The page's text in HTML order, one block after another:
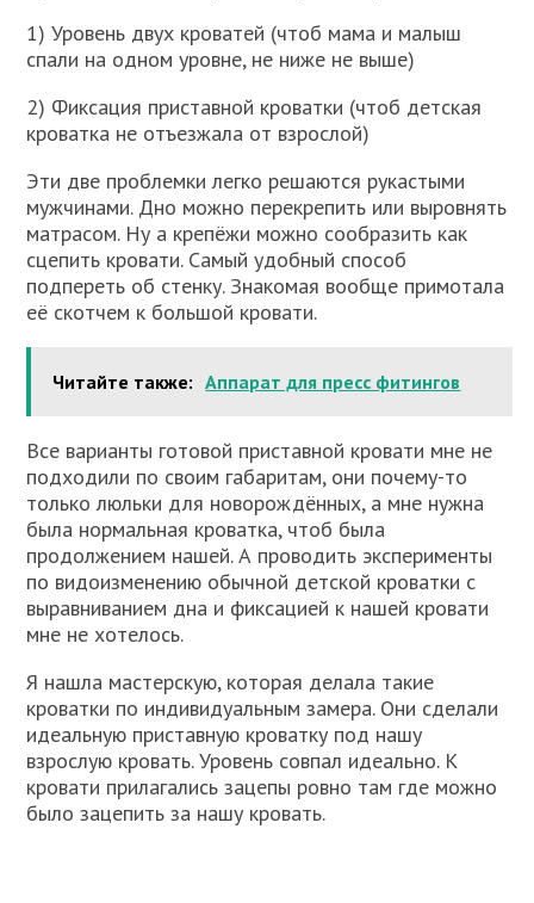
1) Уровень двух кроватей (чтоб мама и малыш
спали на одном уровне, не ниже не выше)
2) Фиксация приставной кроватки (чтоб детская
кроватка не отъезжала от взрослой)
Эти две проблемки легко решаются рукастыми
мужчинами. Дно можно перекрепить или выровнять
матрасом. Ну а крепёжи можно сообразить как
сцепить кровати. Самый удобный способ
подпереть об стенку. Знакомая вообще примотала
её скотчем к большой кровати.
Читайте также: Аппарат для пресс фитингов
Все варианты готовой приставной кровати мне не
подходили по своим габаритам, они почему-то
только люльки для новорождённых, а мне нужна
была нормальная кроватка, чтоб была
продолжением нашей. А проводить эксперименты
по видоизменению обычной детской кроватки с
выравниванием дна и фиксацией к нашей кровати
мне не хотелось.
Я нашла мастерскую, которая делала такие
кроватки по индивидуальным замера. Они сделали
идеальную приставную кроватку под нашу
взрослую кровать. Уровень совпал идеально. К
кровати прилагались зацепы ровно там где можно
было зацепить за нашу кровать.